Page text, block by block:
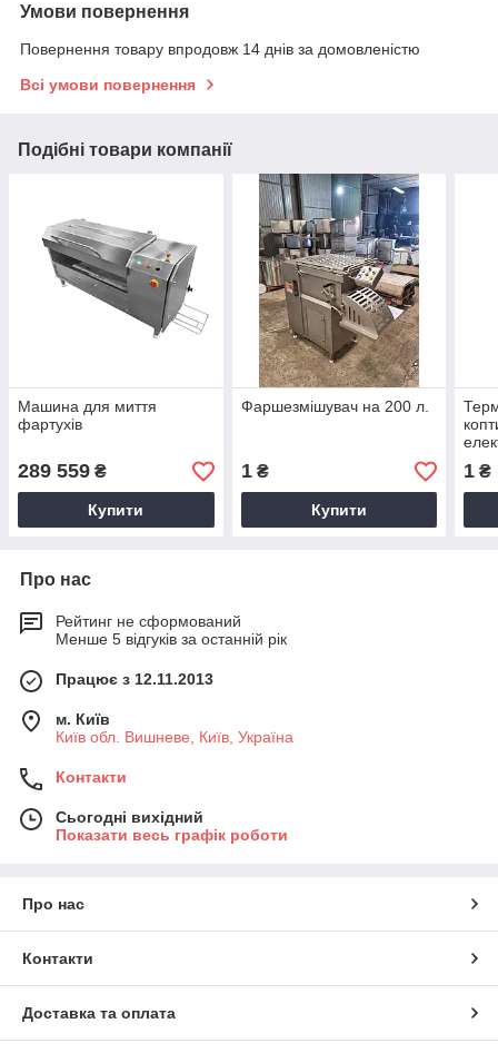
Умови повернення
Повернення товару впродовж 14 днів за домовленістю
Всі умови повернення
Подібні товари компанії
Машина для миття
фартухів
289 559 ₴
Купити
Фаршезмішувач на 200 л.
1₴
Купити
1 ₴
Про нас
Рейтинг не сформований
Менше 5 відгуків за останній рік
Працює з 12.11.2013
м. Київ
Київ обл. Вишневе, Київ, Україна
Контакти
Сьогодні вихідний
Показати весь графік роботи
Про нас
Контакти
Доставка та оплата